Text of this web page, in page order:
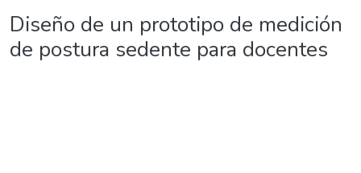
Diseño de un prototipo de medición
de postura sedente para docentes